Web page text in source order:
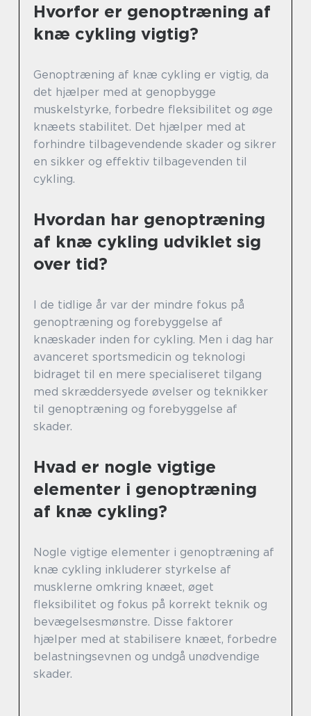
Hvorfor er genoptræning af
knæ cykling vigtig?
Genoptræning af knæ cykling er vigtig, da
det hjælper med at genopbygge
muskelstyrke, forbedre fleksibilitet og øge
knæets stabilitet. Det hjælper med at
forhindre tilbagevendende skader og sikrer
en sikker og effektiv tilbagevenden til
cykling.
Hvordan har genoptræning
af knæ cykling udviklet sig
over tid?
I de tidlige år var der mindre fokus på
genoptræning og forebyggelse af
knæskader inden for cykling. Men i dag har
avanceret sportsmedicin og teknologi
bidraget til en mere specialiseret tilgang
med skræddersyede øvelser og teknikker
til genoptræning og forebyggelse af
skader.
Hvad er nogle vigtige
elementer i genoptræning
af knæ cykling?
Nogle vigtige elementer i genoptræning af
knæ cykling inkluderer styrkelse af
musklerne omkring knæet, øget
fleksibilitet og fokus på korrekt teknik og
bevægelsesmønstre. Disse faktorer
hjælper med at stabilisere knæet, forbedre
belastningsevnen og undgå unødvendige
skader.